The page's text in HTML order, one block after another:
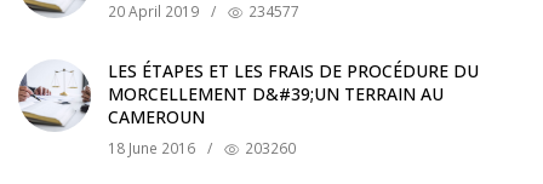
20 April 2019 / 234577
LES ÉTAPES ET LES FRAIS DE PROCÉDURE DU
MORCELLEMENT D&#39;UN TERRAIN AU
CAMEROUN
18 June 2016 / 203260